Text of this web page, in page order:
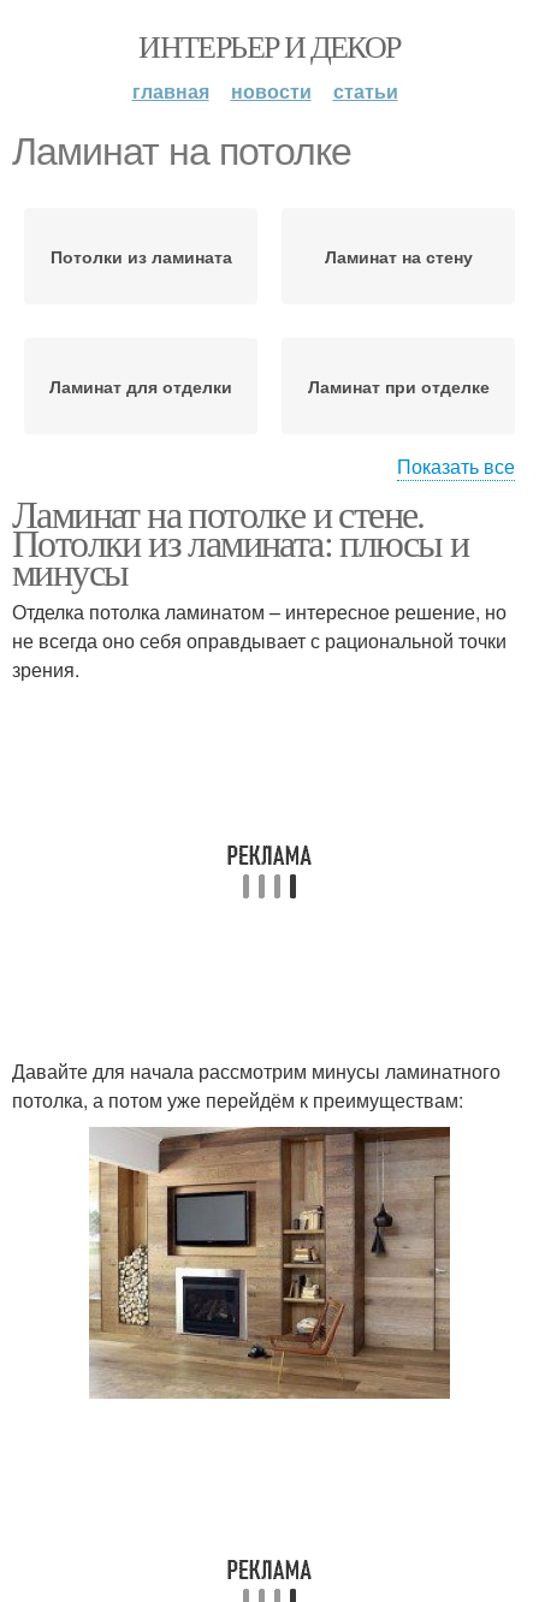
ИНТЕРЬЕР И ДЕКОР
главная новости статьи
Ламинат на потолке
Потолки из ламината Ламинат на стену
Ламинат для отделки Ламинат при отделке
Ламинат на стене
Показать все
Ламинат на потолке и стене.
Потолки из ламината: плюсы и
минусы
Отделка потолка ламинатом – интересное решение, но
не всегда оно себя оправдывает с рациональной точки
зрения.
Давайте для начала рассмотрим минусы ламинатного
потолка, а потом уже перейдём к преимуществам: